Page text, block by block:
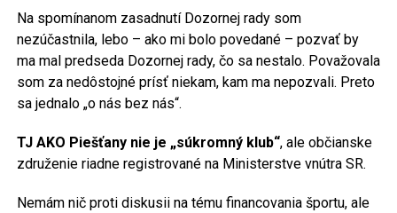
Na spomínanom zasadnutí Dozornej rady som
nezúčastnila, lebo – ako mi bolo povedané – pozvať by
ma mal predseda Dozornej rady, čo sa nestalo. Považovala
som za nedôstojné prísť niekam, kam ma nepozvali. Preto
sa jednalo „o nás bez nás“.
TJ AKO Piešťany nie je „súkromný klub“, ale občianske
združenie riadne registrované na Ministerstve vnútra SR.
Nemám nič proti diskusii na tému financovania športu, ale